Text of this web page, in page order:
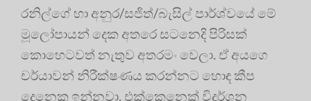
රනිල්ගේ හා අනුර/සජිත්/බැසිල් පාර්ශ්වයේ මේ
මූලෝපායන් දෙක අතරෙ සටනෙදි පිරිසක්
කොහෙටවත් නැතුව අතරමං වෙලා. ඒ අයගෙ
චර්යාවන් නිරීක්ෂණය කරන්නට හොඳ කීප
දෙනෙකු ඉන්නවා. එක්කෙනෙක් විදර්ශන